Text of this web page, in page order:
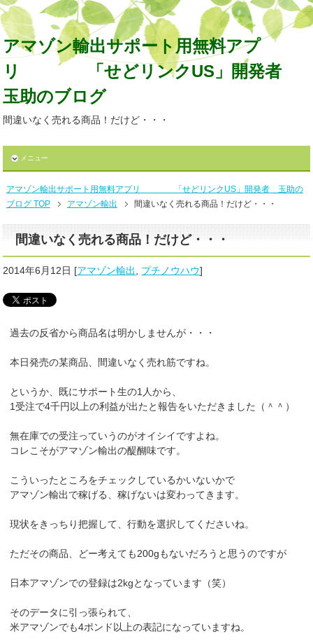
アマゾン輸出サポート用無料アプ
リ 「せどリンクUS」開発者
玉助のブログ
間違いなく売れる商品！だけど・・・
メニュー
アマゾン輸出サポート用無料アプリ 「せどリンクUS」開発者 玉助の
ブログ TOP
アマゾン輸出 間違いなく売れる商品！だけど・・・
間違いなく売れる商品！だけど・・・
2014年6月12日 [アマゾン輸出 プチノウハウ]
過去の反省から商品名は明かしませんが・・・
本日発売の某商品、間違いなく売れ筋ですね。
というか、既にサポート生の1人から、
1受注で4千円以上の利益が出たと報告をいただきました（＾＾）
無在庫での受注っていうのがオイシイですよね。
コレこそがアマゾン輸出の醍醐味です。
こういったところをチェックしているかいないかで
アマゾン輸出で稼げる、稼げないは変わってきます。
現状をきっちり把握して、行動を選択してくださいね。
ただその商品、どー考えても200gもないだろうと思うのですが
日本アマゾンでの登録は2kgとなっています（笑）
そのデータに引っ張られて、
米アマゾンでも4ポンド以上の表記になっていますね。